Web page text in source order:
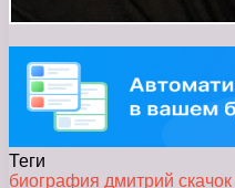
Теги
биография дмитрий скачок